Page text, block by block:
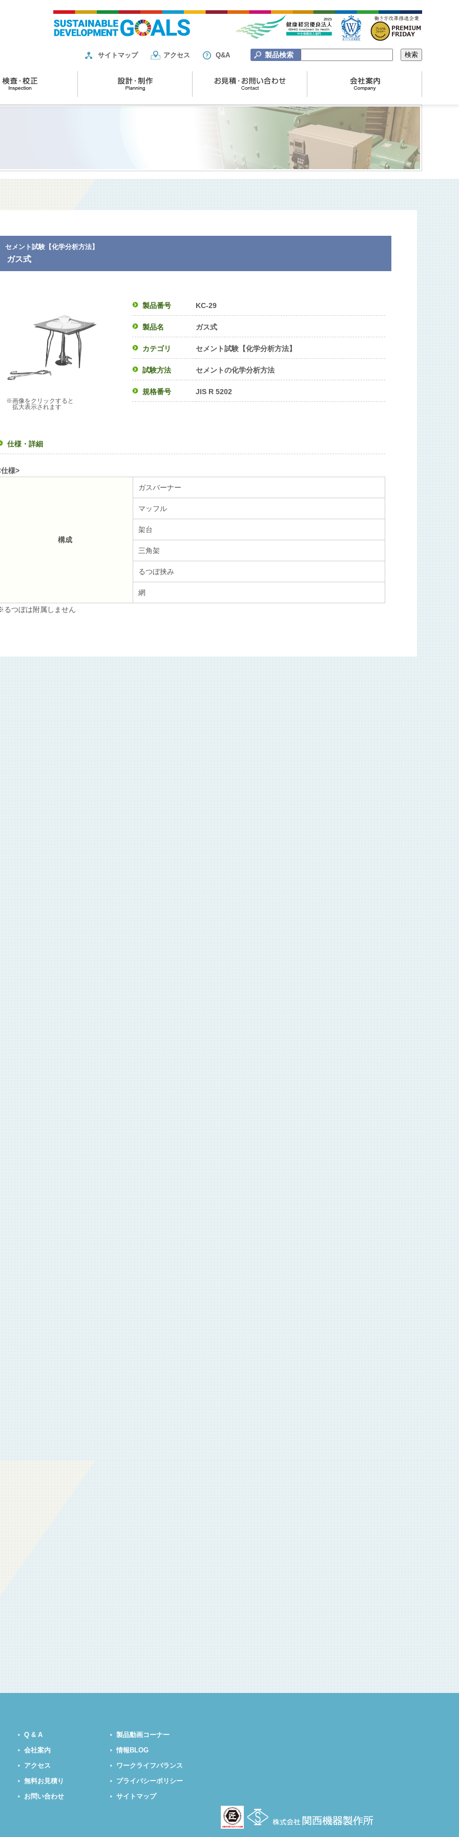
サイトマップ アクセス Q&A 製品検索
セメント試験【化学分析方法】
ガス式
※画像をクリックすると
拡大表示されます
製品番号 KC-29
製品名 ガス式
カテゴリ セメント試験【化学分析方法】
試験方法 セメントの化学分析方法
規格番号 JIS R 5202
仕様・詳細
様>
構成
ガスバーナー
マッフル
架台
三角架
るつぼ挟み
網
つぼは附属しません
Q & A
会社案内
アクセス
無料お見積り
お問い合わせ
製品動画コーナー
情報BLOG
ワークライフバランス
プライバシーポリシー
サイトマップ